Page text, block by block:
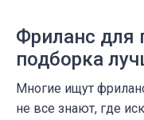
Фриланс для
подборка
Многие ищут
не все знают, где